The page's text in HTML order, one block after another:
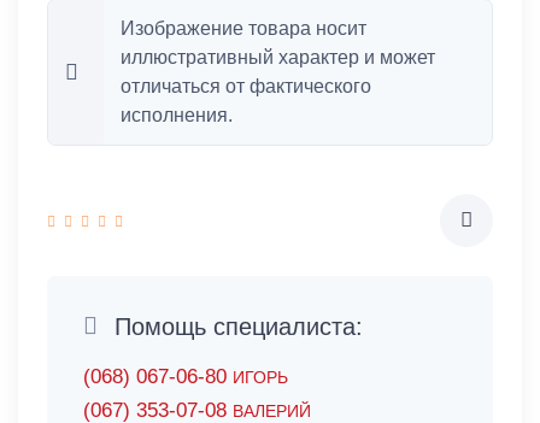
Изображение товара носит
иллюстративный характер и может
отличаться от фактического
исполнения.
Помощь специалиста:
(068) 067-06-80 ИГОРЬ
(067) 353-07-08 ВАЛЕРИЙ